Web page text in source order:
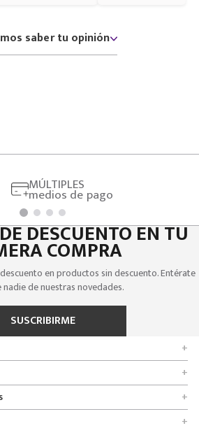
saber tu opinión
MÚLTIPLES
medios de pago
DESCUENTO EN TU
COMPRA
en productos sin descuento. Entérate
nadie de nuestras novedades.
SUSCRIBIRME
+
+
y devolución
+
+